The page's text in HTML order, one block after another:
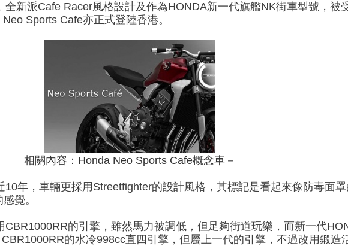
新派Cafe Racer風格設計及作為HONDA新一代旗艦NK街車型號，被
Sports Cafe亦正式登陸香港。
相關內容：Honda Neo Sports Cafe概念車－
年，車輛更採用Streetfighter的設計風格，其標記是看起來像防毒面
覺。
CBR1000RR的引擎，雖然馬力被調低，但足夠街道玩樂，而新一代
的水冷998cc直四引擎，但屬上一代的引擎，不過改用鍛造